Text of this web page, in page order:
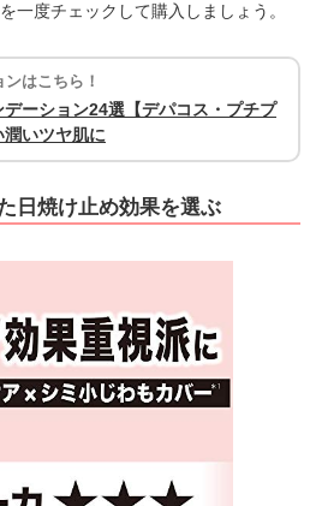
一度チェックして購入しましょう。
はこちら！
ーション24選【デパコス・プチプ
潤いツヤ肌に
日焼け止め効果を選ぶ